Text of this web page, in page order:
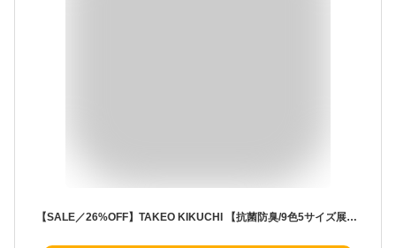
【SALE／26%OFF】TAKEO KIKUCHI 【抗菌防臭/9色5サイズ展開】ハニカムメランジ ポロシャツ タケオキクチ トップス ポロシャツ パープル ネイビー ホワイト ベージュ グレー ピンク グリーン ブルー【RBA_E】【送料無料】